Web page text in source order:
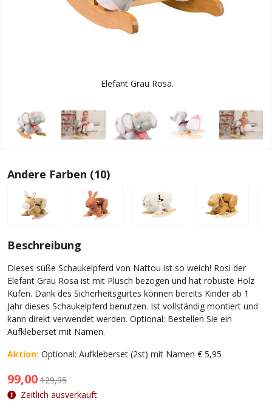
Elefant Grau Rosa.
Andere Farben (10)
Beschreibung
Dieses süße Schaukelpferd von Nattou ist so weich! Rosi der
Elefant Grau Rosa ist mit Plüsch bezogen und hat robuste Holz
Kufen. Dank des Sicherheitsgurtes können bereits Kinder ab 1
Jahr dieses Schaukelpferd benutzen. Ist vollständig montiert und
kann direkt verwendet werden. Optional: Bestellen Sie ein
Aufkleberset mit Namen.
Aktion: Optional: Aufkleberset (2st) mit Namen € 5,95
99,00 129,95
Zeitlich ausverkauft